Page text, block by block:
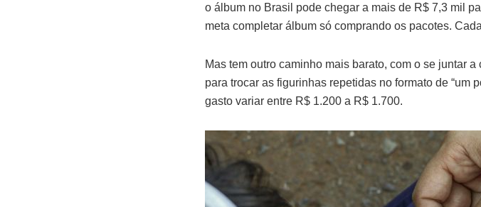
o álbum no Brasil pode chegar a mais de R$ 7,3 mil
meta completar álbum só comprando os pacotes.
Mas tem outro caminho mais barato, com o se juntar
para trocar as figurinhas repetidas no formato de “um
gasto variar entre R$ 1.200 a R$ 1.700.